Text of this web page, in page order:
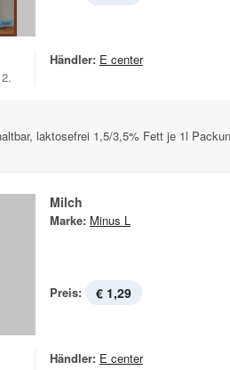
Händler: E center
laktosefrei 1,5/3,5% Fett je 1l
Milch
Marke: Minus L
Preis: € 1,29
Händler: E center